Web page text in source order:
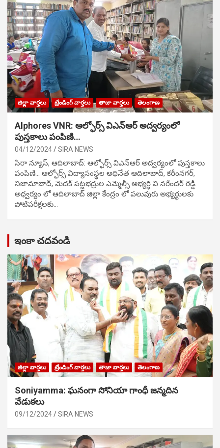
జిల్లా వార్తలు ట్రేండింగ్ వార్తలు తాజా వార్తలు తెలంగాణ
Alphores VNR: ఆల్ఫోర్స్ విఎన్ఆర్ అద్వర్యంలో
పుస్తకాలు పంపిణి…
04/12/2024 SIRA NEWS
సిరా న్యూస్, ఆదిలాబాద్: ఆల్ఫోర్స్ విఎన్ఆర్ అద్వర్యంలో పుస్తకాలు
పంపిణి… ఆల్ఫోర్స్ విద్యాసంస్థల అధినేత ఆదిలాబాద్, కరీంనగర్,
నిజామాబాద్, మెదక్ పట్టభద్రుల ఎమ్మెల్సీ అభ్యర్థి వి నరేందర్ రెడ్డి
అధ్వర్యం లో ఆదిలాబాద్ జిల్లా కేంద్రం లో పలువురు అభ్యర్థులకు
పోటిప‌రీక్ష‌ల‌కు…
ఇంకా చదవండి
జిల్లా వార్తలు ట్రేండింగ్ వార్తలు తాజా వార్తలు తెలంగాణ
Soniyamma: ఘ‌నంగా సోనియా గాంధీ జ‌న్మ‌దిన
వేడుక‌లు
09/12/2024 SIRA NEWS